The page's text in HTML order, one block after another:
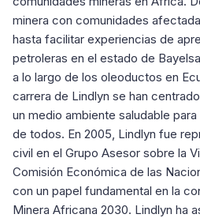
minera con comunidades
hasta facilitar experiencias de
petroleras en el estado de
a lo largo de los oleoductos en
carrera de Lindlyn se han
un medio ambiente saludable
de todos. En 2005, Lindlyn fue
civil en el Grupo Asesor sobre la
Comisión Económica de las
con un papel fundamental en la
Minera Africana 2030. Lindlyn ha